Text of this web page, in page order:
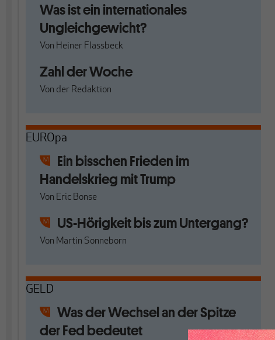
Was ist ein internationales
Ungleichgewicht?
Von Heiner Flassbeck
Zahl der Woche
Von der Redaktion
EUROpa
Ein bisschen Frieden im
Handelskrieg mit Trump
Von Eric Bonse
US-Hörigkeit bis zum Untergang?
Von Martin Sonneborn
GELD
Was der Wechsel an der Spitze
der Fed bedeutet